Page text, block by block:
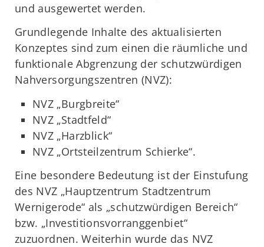
und ausgewertet werden.
Grundlegende Inhalte des aktualisierten
Konzeptes sind zum einen die räumliche und
funktionale Abgrenzung der schutzwürdigen
Nahversorgungszentren (NVZ):
NVZ „Burgbreite“
NVZ „Stadtfeld“
NVZ „Harzblick“
NVZ „Ortsteilzentrum Schierke“.
Eine besondere Bedeutung ist der Einstufung
des NVZ „Hauptzentrum Stadtzentrum
Wernigerode“ als „schutzwürdigen Bereich“
bzw. „Investitionsvorranggenbiet“
zuzuordnen. Weiterhin wurde das NVZ